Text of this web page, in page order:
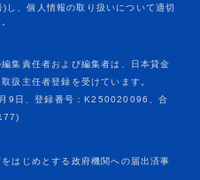
集責任者および編集者は、日本貸金
扱主任者登録を受けています。
9日、登録番号：K250020096、合
はじめとする政府機関への届出済事